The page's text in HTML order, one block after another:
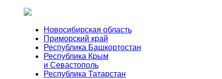
Новосибирская область
Приморский край
Республика Башкортостан
Республика Крым
и Севастополь
Республика Татарстан